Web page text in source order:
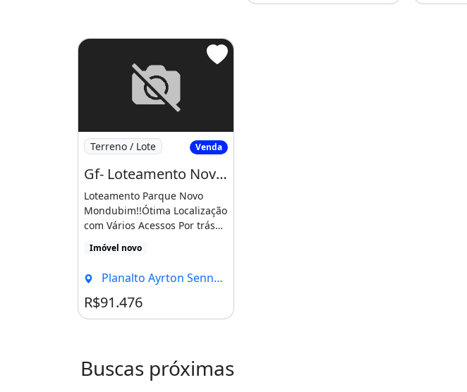
Imagem: Gf- Loteamento Novo Mondubim no José Walter
Terreno / Lote Venda
Gf- Loteamento Novo Mondubim no José Walter, Próximo a Curva da Viúva!
Loteamento Parque Novo
Mondubim!!Ótima Localização
com Vários Acessos Por trás
Imóvel novo
Planalto Ayrton Senna, Fortaleza - CE
R$91.476
Buscas próximas